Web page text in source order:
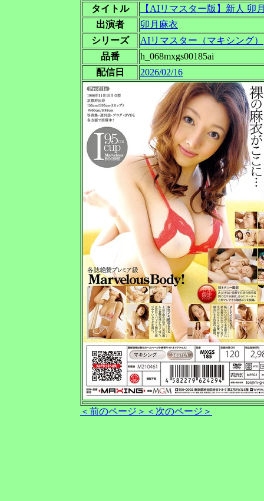
タイトル
【AIリマスター版】新人 卯
出演者
卯月麻衣
シリーズ
AIリマスター（マキシング）
品番
h_068mxgs00185ai
配信日
2026/02/16
＜前のページ＞ ＜次のページ＞